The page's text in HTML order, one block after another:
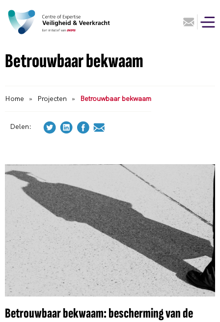
Betrouwbaar bekwaam
Home » Projecten » Betrouwbaar bekwaam
Delen:
Betrouwbaar bekwaam: bescherming van de